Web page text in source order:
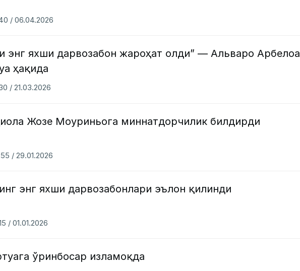
/ 06.04.2026
энг яхши дарвозабон жароҳат олди” — Альваро Арбелоа
ҳақида
/ 21.03.2026
Жозе Моуриньога миннатдорчилик билдирди
/ 29.01.2026
энг яхши дарвозабонлари эълон қилинди
/ 01.01.2026
ўринбосар изламоқда